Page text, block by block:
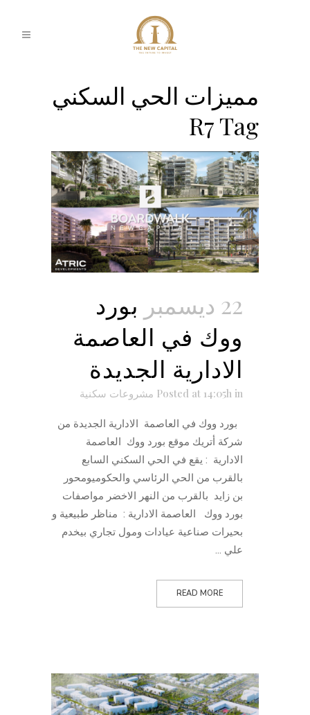
مميزات الحي السكني
R7 Tag
22 ديسمبر
بورد
ووك في العاصمة
الادارية الجديدة
Posted at 14:05h in مشروعات سكنية
بورد ووك في العاصمة الادارية الجديدة من
شركة أتريك موقع بورد ووك العاصمة
الادارية : يقع في الحي السكني السابع
بالقرب من الحي الرئاسي والحكوميومحور
بن زايد بالقرب من النهر الاخضر مواصفات
بورد ووك العاصمة الادارية : مناظر طبيعية و
بحيرات صناعية عيادات ومول تجاري بيخدم
علي ...
READ MORE